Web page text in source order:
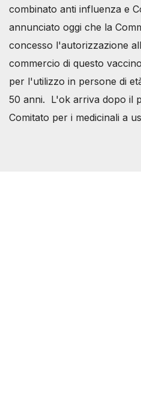
combinato anti influenza e
annunciato oggi che la
concesso l'autorizzazione
commercio di questo
per l'utilizzo in persone di
50 anni. L'ok arriva dopo il
Comitato per i medicinali a